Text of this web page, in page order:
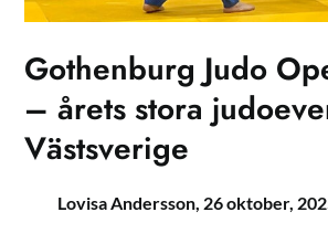
Gothenburg Judo
– årets stora
Västsverige
Lovisa Andersson, 26 oktober,